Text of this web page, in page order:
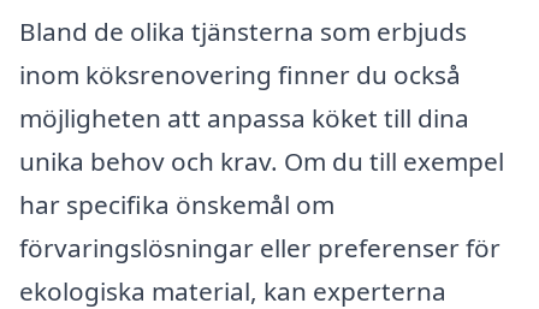
Bland de olika tjänsterna som erbjuds
inom köksrenovering finner du också
möjligheten att anpassa köket till dina
unika behov och krav. Om du till exempel
har specifika önskemål om
förvaringslösningar eller preferenser för
ekologiska material, kan experterna